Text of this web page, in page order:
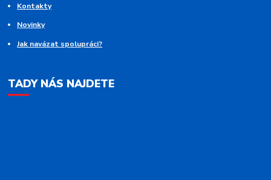
Kontakty
Novinky
Jak navázat spolupráci?
TADY NÁS NAJDETE